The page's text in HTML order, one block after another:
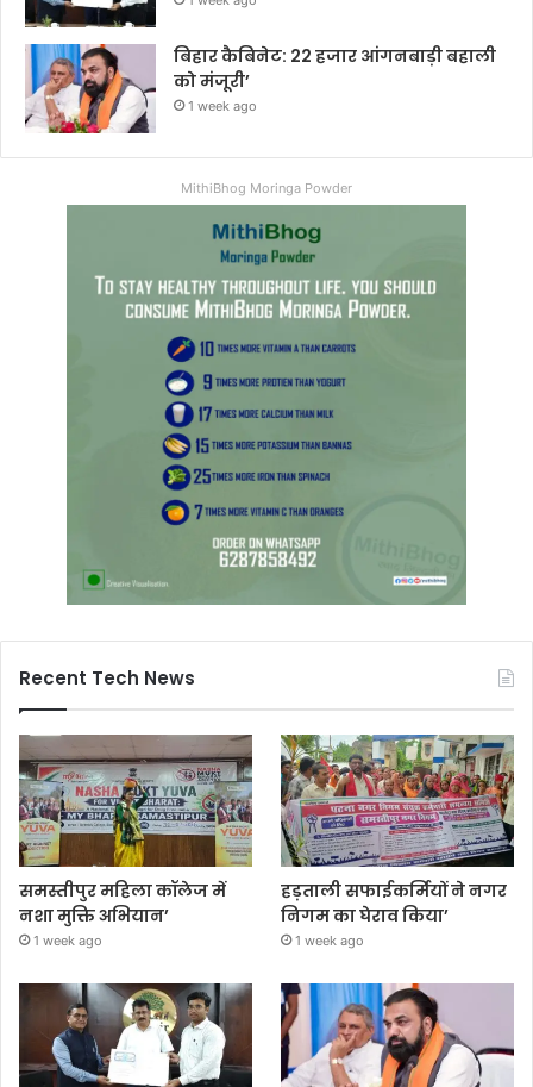
बिहार कैबिनेट: 22 हजार आंगनबाड़ी बहाली
को मंजूरी’
1 week ago
MithiBhog Moringa Powder
Recent Tech News
समस्तीपुर महिला कॉलेज में
नशा मुक्ति अभियान’
1 week ago
हड़ताली सफाईकर्मियों ने नगर
निगम का घेराव किया’
1 week ago